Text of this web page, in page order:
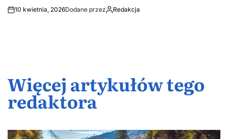
10 kwietnia, 2026Dodane przez Redakcja
Więcej artykułów tego
redaktora